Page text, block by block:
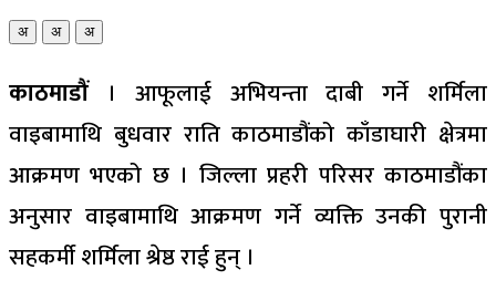
अ अ अ
काठमाडौं। आफूलाई अभियन्ता दाबी गर्ने शर्मिला
वाइबामाथि बुधवार राति काठमाडौंको काँडाघारी क्षेत्रमा
आक्रमण भएको छ । जिल्ला प्रहरी परिसर काठमाडौंका
अनुसार वाइबामाथि आक्रमण गर्ने व्यक्ति उनकी पुरानी
सहकर्मी शर्मिला श्रेष्ठ राई हुन् ।